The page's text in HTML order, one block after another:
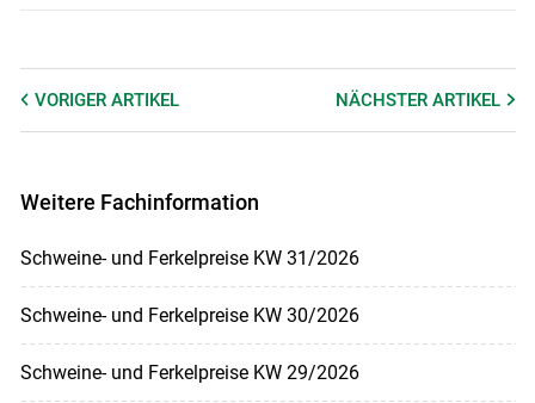
VORIGER ARTIKEL NÄCHSTERARTIKEL
Weitere Fachinformation
Schweine- und Ferkelpreise KW 31/2026
Schweine- und Ferkelpreise KW 30/2026
Schweine- und Ferkelpreise KW 29/2026